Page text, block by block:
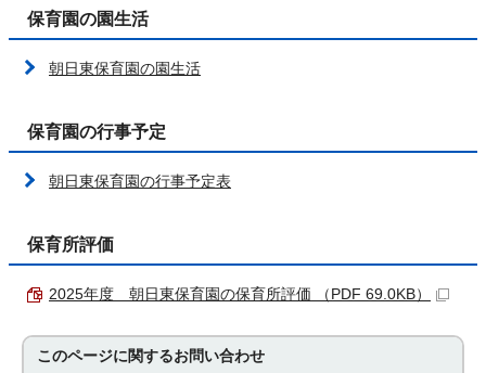
保育園の園生活
朝日東保育園の園生活
保育園の行事予定
朝日東保育園の行事予定表
保育所評価
2025年度 朝日東保育園の保育所評価 （PDF 69.0KB）
このページに関するお問い合わせ